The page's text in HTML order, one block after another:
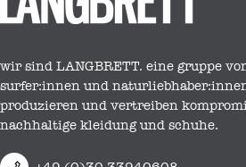
wir sind LANGBRETT. eine gruppe
surfer:innen und
produzieren und vertreiben
nachhaltige kleidung und schuhe.